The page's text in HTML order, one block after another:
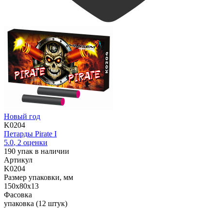
Новый год
K0204
Петарды Pirate I
5.0, 2 оценки
190 упак в наличии
Артикул
K0204
Размер упаковки, мм
150х80х13
Фасовка
упаковка (12 штук)